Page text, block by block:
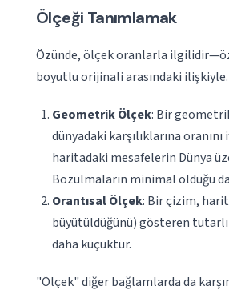
Ölçeği Tanımlamak
Özünde, ölçek oranlarla
boyutlu orijinali arasındaki
Geometrik Ölçek: Bir
dünyadaki karşılıklarına
haritadaki mesafelerin Dünya
Bozulmaların minimal olduğu
Orantısal Ölçek: Bir çizim,
büyütüldüğünü) gösteren
daha küçüktür.
"Ölçek" diğer bağlamlarda da